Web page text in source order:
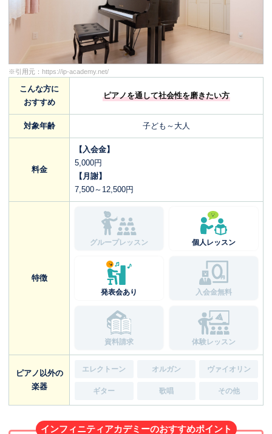
※引用元： https://ip-academy.net/
こんな方に
おすすめ
ピアノを通して社会性を磨きたい方
対象年齢 子ども～大人
料金
【入会金】
5,000円
【月謝】
7,500～12,500円
特徴
グループレッスン 個人レッスン
発表会あり 入会金無料
資料請求 体験レッスン
ピアノ以外の
楽器
エレクトーン オルガン ヴァイオリン
ギター 歌唱 その他
インフィニティアカデミーのおすすめポイント